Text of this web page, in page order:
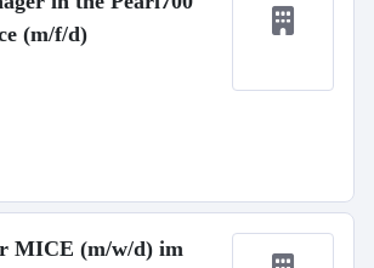
(m/f/d)
MICE (m/w/d) im